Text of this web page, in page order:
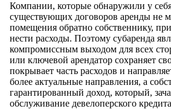
Компании, которые обнаружили у
существующих договоров аренды не
помещения обратно собственнику,
нести расходы. Поэтому субаренда
компромиссным выходом для всех
или ключевой арендатор сохраняет
покрывает часть расходов и
более актуальные направления, а
гарантированный доход, который,
обслуживание девелоперского